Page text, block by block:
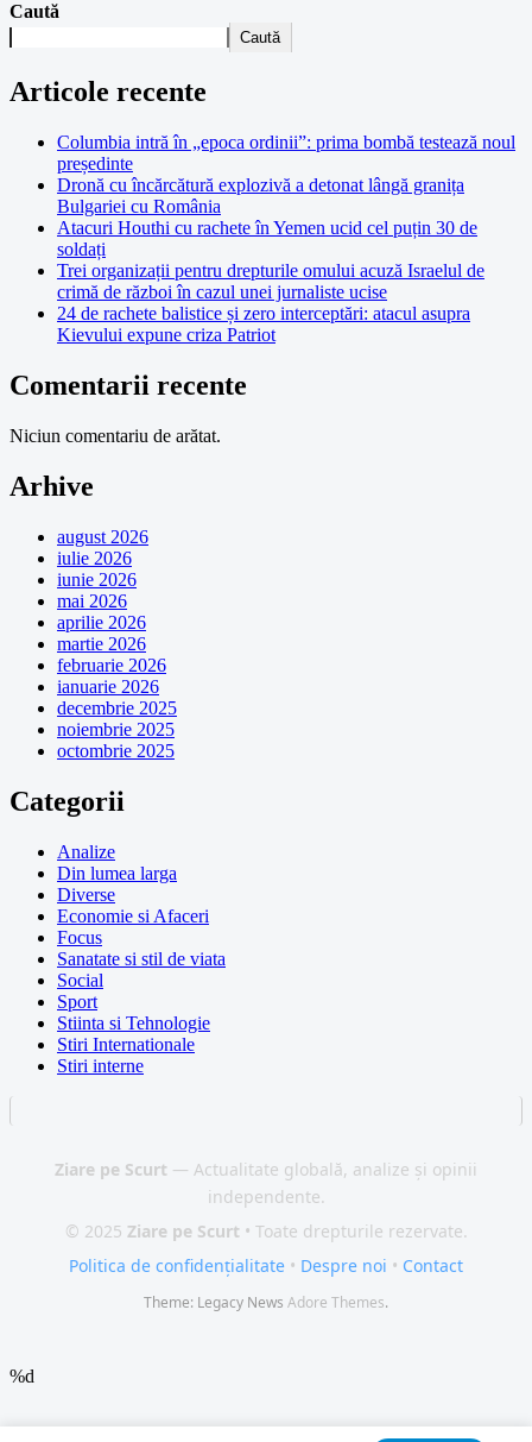
Caută
Caută
Articole recente
Columbia intră în „epoca ordinii”: prima bombă testează noul
președinte
Dronă cu încărcătură explozivă a detonat lângă granița
Bulgariei cu România
Atacuri Houthi cu rachete în Yemen ucid cel puțin 30 de
soldați
Trei organizații pentru drepturile omului acuză Israelul de
crimă de război în cazul unei jurnaliste ucise
24 de rachete balistice și zero interceptări: atacul asupra
Kievului expune criza Patriot
Comentarii recente
Niciun comentariu de arătat.
Arhive
august 2026
iulie 2026
iunie 2026
mai 2026
aprilie 2026
martie 2026
februarie 2026
ianuarie 2026
decembrie 2025
noiembrie 2025
octombrie 2025
Categorii
Analize
Din lumea larga
Diverse
Economie si Afaceri
Focus
Sanatate si stil de viata
Social
Sport
Stiinta si Tehnologie
Stiri Internationale
Stiri interne
Ziare pe Scurt — Actualitate globală, analize și opinii
independente.
© 2025 Ziare pe Scurt • Toate drepturile rezervate.
Politica de confidențialitate • Despre noi • Contact
Theme: Legacy News Adore Themes.
%d